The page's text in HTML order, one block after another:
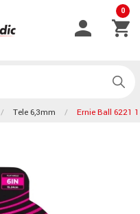
0
Tele 6,3mm Ernie Ball 6221